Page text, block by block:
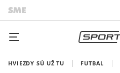
HVIEZDY SÚ UŽ TU FUTBAL